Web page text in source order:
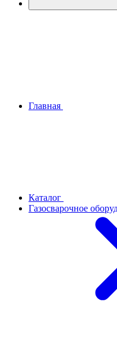
Главная
Каталог
Газосварочное